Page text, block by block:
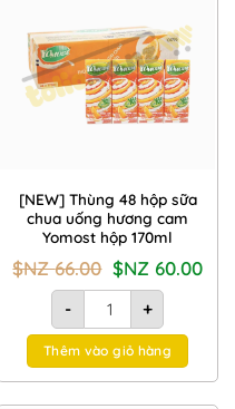
dịu nhẹ chai 700ml số lượng
Wishlist
[NEW] Thùng 48 hộp sữa
chua uống hương cam
Yomost hộp 170ml
$NZ66.00 Giá
gốc
là:
$NZ
66.00.
$NZ 60.00Giá
hiện
-
[NEW] Thùng 48 hộp
+
Thêm vào giỏ hàng